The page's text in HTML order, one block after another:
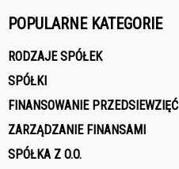
POPULARNE KATEGORIE
RODZAJE SPÓŁEK
SPÓŁKI
FINANSOWANIE PRZEDSIEWZIĘĆ
ZARZĄDZANIE FINANSAMI
SPÓŁKA Z O.O.